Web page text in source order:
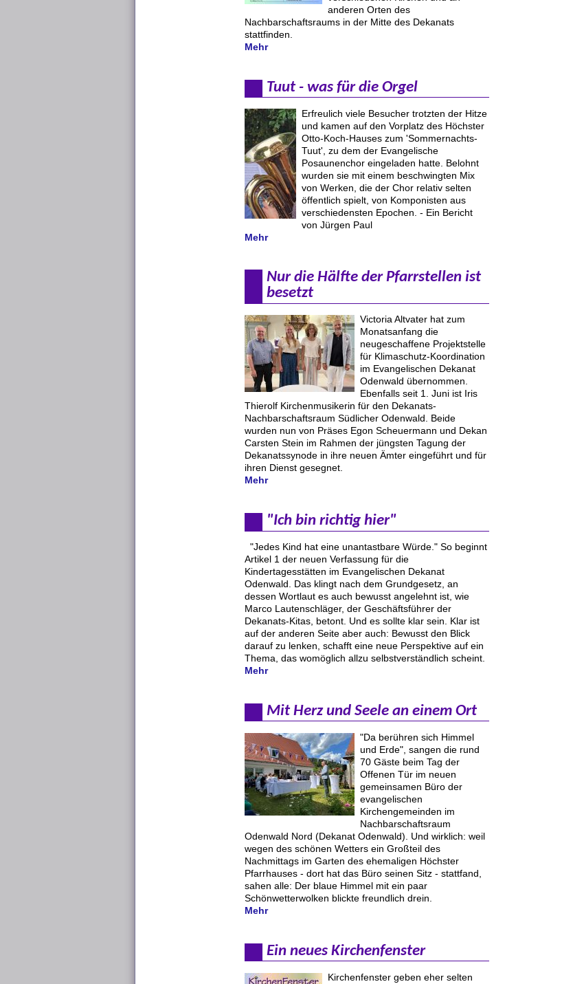
anderen Orten des
Nachbarschaftsraums in der Mitte des Dekanats
stattfinden.
Mehr
Tuut - was für die Orgel
Erfreulich viele Besucher trotzten der Hitze
und kamen auf den Vorplatz des Höchster
Otto-Koch-Hauses zum 'Sommernachts-
Tuut', zu dem der Evangelische
Posaunenchor eingeladen hatte. Belohnt
wurden sie mit einem beschwingten Mix
von Werken, die der Chor relativ selten
öffentlich spielt, von Komponisten aus
verschiedensten Epochen. - Ein Bericht
von Jürgen Paul
Mehr
Nur die Hälfte der Pfarrstellen ist
besetzt
Victoria Altvater hat zum
Monatsanfang die
neugeschaffene Projektstelle
für Klimaschutz-Koordination
im Evangelischen Dekanat
Odenwald übernommen.
Ebenfalls seit 1. Juni ist Iris
Thierolf Kirchenmusikerin für den Dekanats-
Nachbarschaftsraum Südlicher Odenwald. Beide
wurden nun von Präses Egon Scheuermann und Dekan
Carsten Stein im Rahmen der jüngsten Tagung der
Dekanatssynode in ihre neuen Ämter eingeführt und für
ihren Dienst gesegnet.
Mehr
"Ich bin richtig hier"
"Jedes Kind hat eine unantastbare Würde." So beginnt
Artikel 1 der neuen Verfassung für die
Kindertagesstätten im Evangelischen Dekanat
Odenwald. Das klingt nach dem Grundgesetz, an
dessen Wortlaut es auch bewusst angelehnt ist, wie
Marco Lautenschläger, der Geschäftsführer der
Dekanats-Kitas, betont. Und es sollte klar sein. Klar ist
auf der anderen Seite aber auch: Bewusst den Blick
darauf zu lenken, schafft eine neue Perspektive auf ein
Thema, das womöglich allzu selbstverständlich scheint.
Mehr
Mit Herz und Seele an einem Ort
"Da berühren sich Himmel
und Erde", sangen die rund
70 Gäste beim Tag der
Offenen Tür im neuen
gemeinsamen Büro der
evangelischen
Kirchengemeinden im
Nachbarschaftsraum
Odenwald Nord (Dekanat Odenwald). Und wirklich: weil
wegen des schönen Wetters ein Großteil des
Nachmittags im Garten des ehemaligen Höchster
Pfarrhauses - dort hat das Büro seinen Sitz - stattfand,
sahen alle: Der blaue Himmel mit ein paar
Schönwetterwolken blickte freundlich drein.
Mehr
Ein neues Kirchenfenster
Kirchenfenster geben eher selten